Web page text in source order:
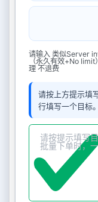
请输入 类似Server
（永久有效+No
理 不退费
请按上方提示填
行填写一个目标。